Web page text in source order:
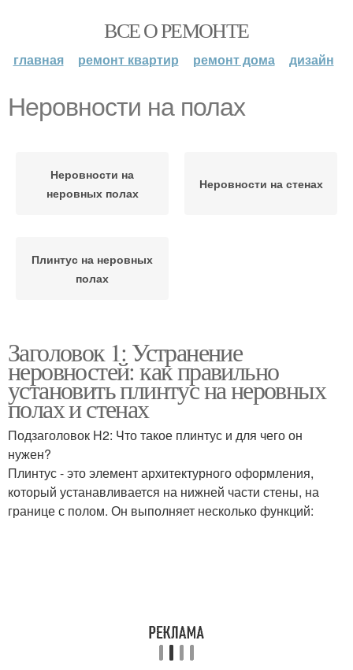
ВСЕ О РЕМОНТЕ
главная ремонт квартир ремонт дома дизайн
Неровности на полах
Неровности на
неровных полах
Неровности на стенах
Плинтус на неровных
полах
Заголовок 1: Устранение
неровностей: как правильно
установить плинтус на неровных
полах и стенах
Подзаголовок H2: Что такое плинтус и для чего он
нужен?
Плинтус - это элемент архитектурного оформления,
который устанавливается на нижней части стены, на
границе с полом. Он выполняет несколько функций: